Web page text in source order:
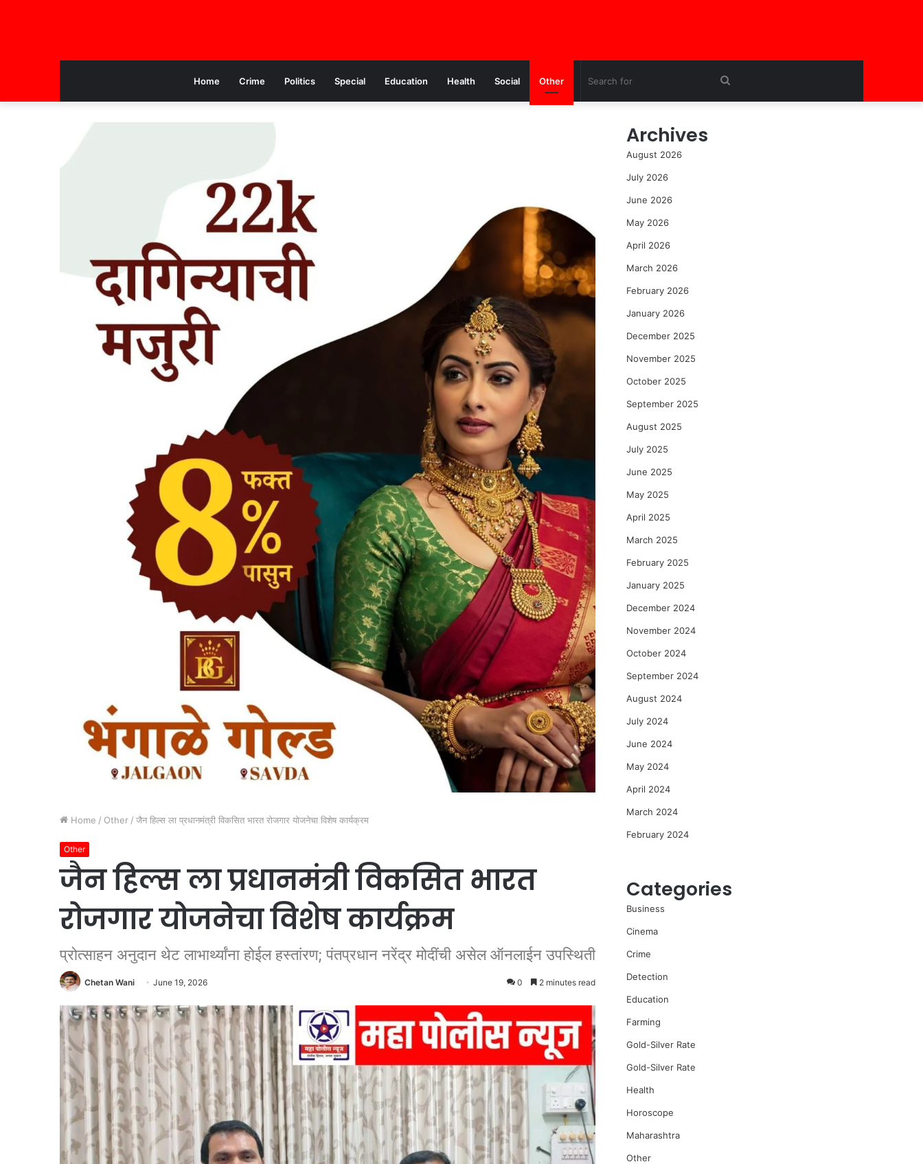
Home Crime Politics Special Education Health Social Other
Home / Other / जैन हिल्स ला प्रधानमंत्री विकसित भारत रोजगार योजनेचा विशेष कार्यक्रम
Other
जैन हिल्स ला प्रधानमंत्री विकसित भारत
रोजगार योजनेचा विशेष कार्यक्रम
प्रोत्साहन अनुदान थेट लाभार्थ्यांना होईल हस्तांरण; पंतप्रधान नरेंद्र मोदींची असेल ऑनलाईन उपस्थिती
Chetan Wani June 19, 2026 0 2 minutes read
Archives
August 2026
July 2026
June 2026
May 2026
April 2026
March 2026
February 2026
January 2026
December 2025
November 2025
October 2025
September 2025
August 2025
July 2025
June 2025
May 2025
April 2025
March 2025
February 2025
January 2025
December 2024
November 2024
October 2024
September 2024
August 2024
July 2024
June 2024
May 2024
April 2024
March 2024
February 2024
Categories
Business
Cinema
Crime
Detection
Education
Farming
Gold-Silver Rate
Gold-Silver Rate
Health
Horoscope
Maharashtra
Other